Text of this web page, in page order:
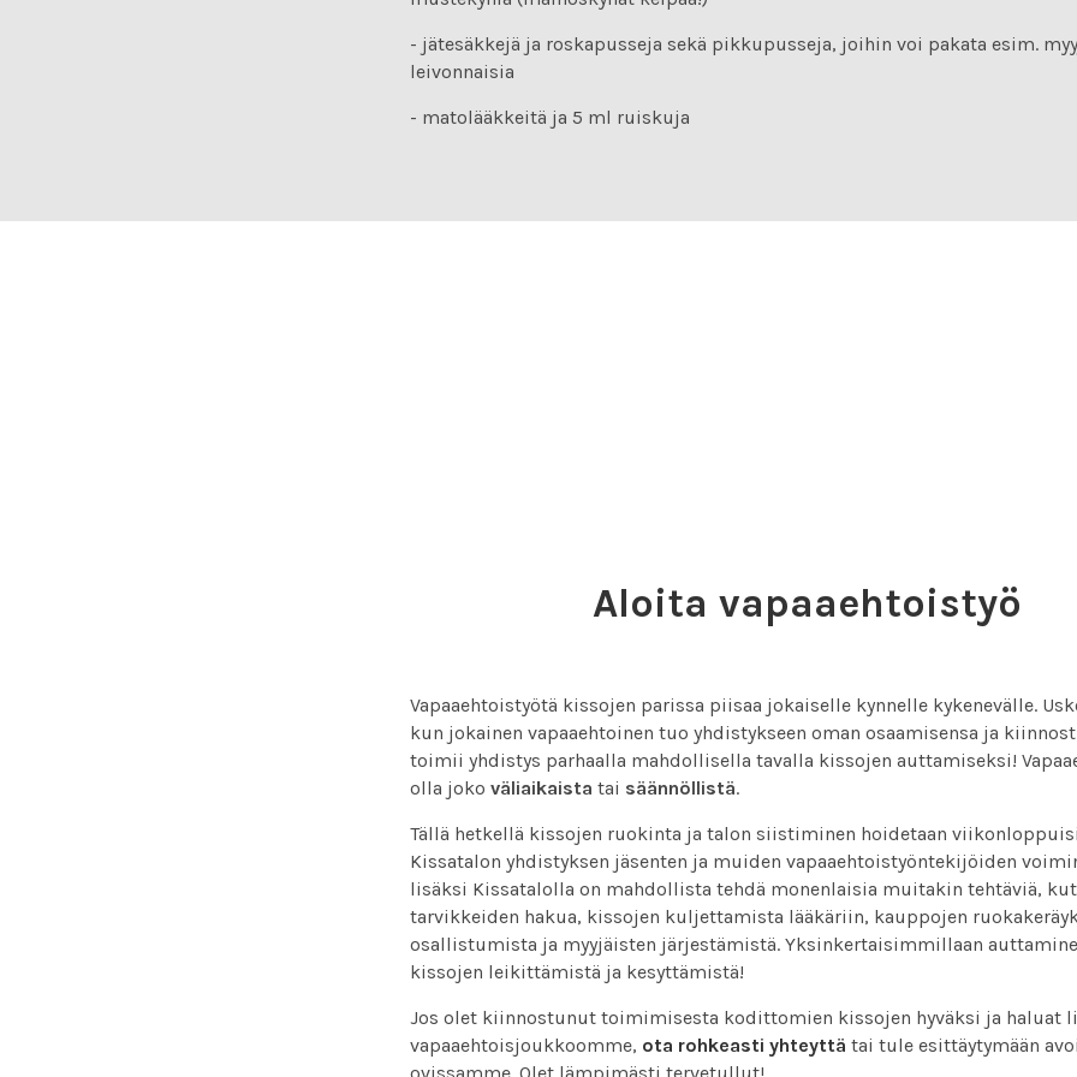
- jätesäkkejä ja roskapusseja sekä pikkupusseja, joihin voi pakata esim.
leivonnaisia
- matolääkkeitä ja 5 ml ruiskuja
Aloita vapaaehtoistyö
Vapaaehtoistyötä kissojen parissa piisaa jokaiselle kynnelle kykenevälle.
kun jokainen vapaaehtoinen tuo yhdistykseen oman osaamisensa ja
toimii yhdistys parhaalla mahdollisella tavalla kissojen auttamiseksi!
olla joko väliaikaista tai säännöllistä.
Tällä hetkellä kissojen ruokinta ja talon siistiminen hoidetaan
Kissatalon yhdistyksen jäsenten ja muiden vapaaehtoistyöntekijöiden
lisäksi Kissatalolla on mahdollista tehdä monenlaisia muitakin tehtäviä,
tarvikkeiden hakua, kissojen kuljettamista lääkäriin, kauppojen
osallistumista ja myyjäisten järjestämistä. Yksinkertaisimmillaan
kissojen leikittämistä ja kesyttämistä!
Jos olet kiinnostunut toimimisesta kodittomien kissojen hyväksi ja haluat
vapaaehtoisjoukkoomme, ota rohkeasti yhteyttä tai tule esittäytymään